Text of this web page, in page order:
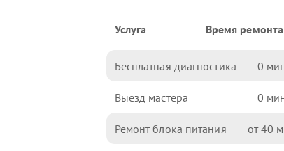
Услуга Время ремонта
Бесплатная диагностика 0
Выезд мастера 0
Ремонт блока питания 40